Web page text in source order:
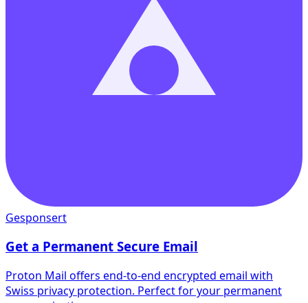
Gesponsert
Get a Permanent Secure Email
Proton Mail offers end-to-end encrypted email with
Swiss privacy protection. Perfect for your permanent